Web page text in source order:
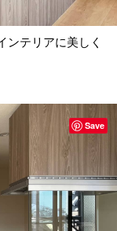
ンテリアに美しく
Save